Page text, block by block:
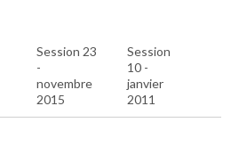
Session 23
-
novembre
2015
Session
10 -
janvier
2011